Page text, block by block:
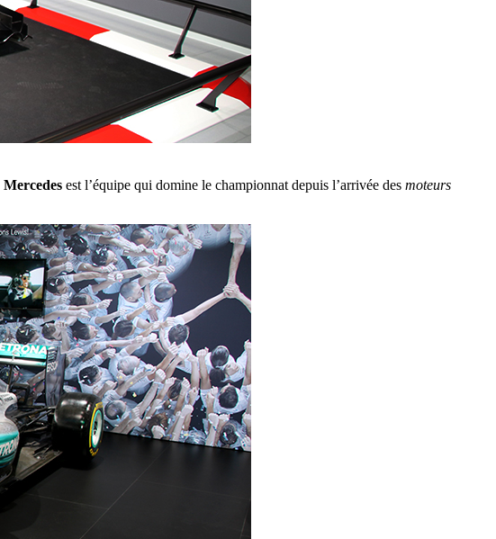
Mercedes est l’équipe qui domine le championnat depuis l’arrivée des moteurs